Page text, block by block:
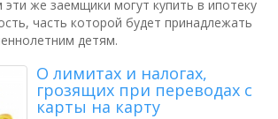
эти же заемщики могут купить в ипотеку
часть которой будет принадлежать
детям.
О лимитах и налогах,
грозящих при переводах с
карты на карту